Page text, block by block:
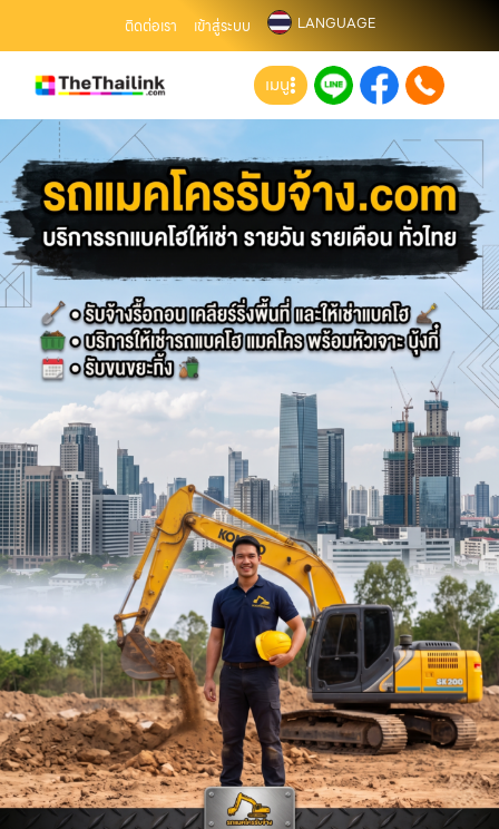
ติดต่อเรา เข้าสู่ระบบ LANGUAGE
เมนู